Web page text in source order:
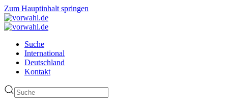
Zum Hauptinhalt springen
Suche
International
Deutschland
Kontakt